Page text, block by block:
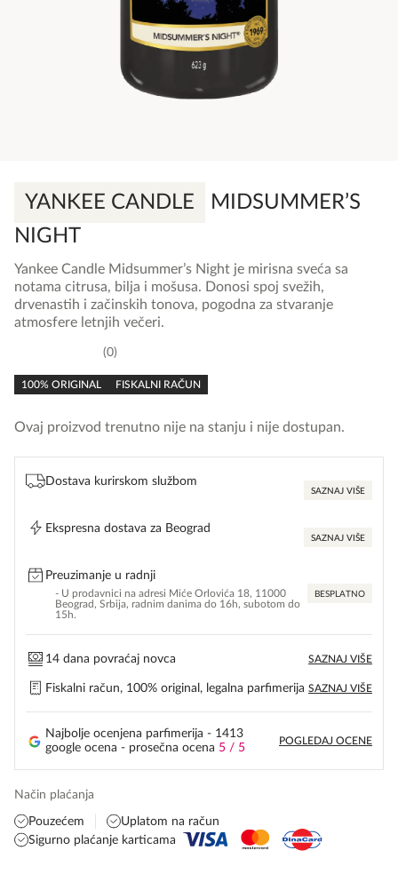
YANKEE CANDLE
MIDSUMMER’S
NIGHT
rating
0
100% ORIGINAL FISKALNI RAČUN
Yankee Candle Midsummer’s Night je mirisna sveća sa
notama citrusa, bilja i mošusa. Donosi spoj svežih,
drvenastih i začinskih tonova, pogodna za stvaranje
atmosfere letnjih večeri.
Ovaj proizvod trenutno nije na stanju i nije dostupan.
Dostava kurirskom službom
SAZNAJ VIŠE
Ekspresna dostava za Beograd
SAZNAJ VIŠE
Preuzimanje u radnji
- U prodavnici na adresi Miće Orlovića 18, 11000
Beograd, Srbija, radnim danima do 16h, subotom do
15h.
BESPLATNO
14 dana povraćaj novca SAZNAJ VIŠE
Fiskalni račun, 100% original, legalna parfimerija SAZNAJ VIŠE
Najbolje ocenjena parfimerija - 1413
google ocena - prosečna ocena 5 / 5
POGLEDAJ OCENE
Način plaćanja
Pouzećem
Uplatom na račun
Sigurno plaćanje karticama